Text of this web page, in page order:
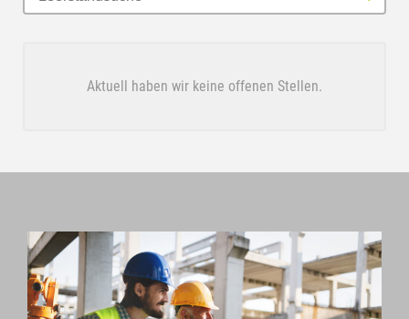
Aktuell haben wir keine offenen Stellen.